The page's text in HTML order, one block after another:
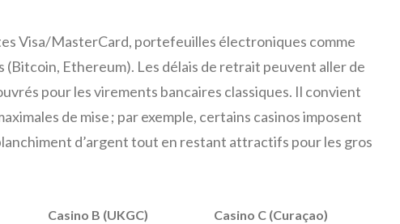
Visa/MasterCard, portefeuilles électroniques comme
(Bitcoin, Ethereum). Les délais de retrait peuvent aller de
pour les virements bancaires classiques. Il convient
de mise ; par exemple, certains casinos imposent
d’argent tout en restant attractifs pour les gros
Casino B (UKGC)
Casino C (Curaçao)